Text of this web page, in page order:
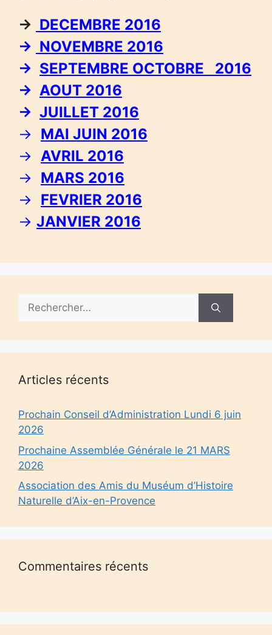
→ DECEMBRE 2016
→ NOVEMBRE 2016
→ SEPTEMBRE OCTOBRE 2016
→ AOUT 2016
→ JUILLET 2016
→ MAI JUIN 2016
→ AVRIL 2016
→ MARS 2016
→ FEVRIER 2016
→ JANVIER 2016
Rechercher :
Articles récents
Prochain Conseil d’Administration Lundi 6 juin
2026
Prochaine Assemblée Générale le 21 MARS
2026
Association des Amis du Muséum d’Histoire
Naturelle d’Aix-en-Provence
Commentaires récents